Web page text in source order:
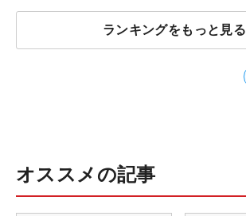
ランキングをもっと見る
オススメの記事